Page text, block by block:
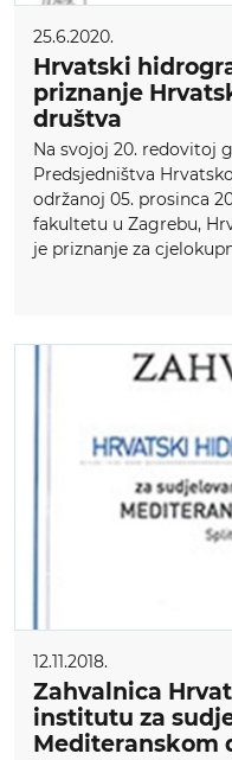
25.6.2020.
Hrvatski
priznanje
društva
Na svojoj 20. redovitoj
Predsjedništva
održanoj 05. prosinca
fakultetu u Zagrebu,
je priznanje za
12.11.2018.
Zahvalnica
institutu za
Mediteranskom